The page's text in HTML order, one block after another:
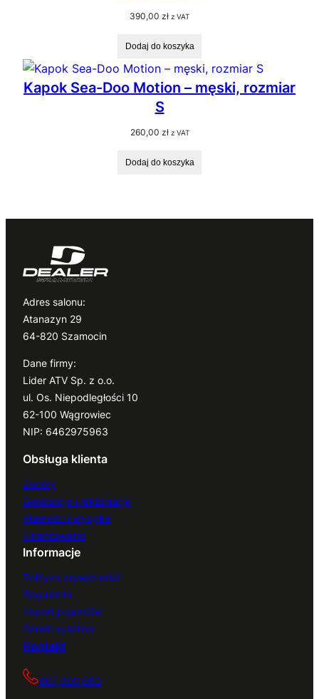
390,00 zł z VAT
Dodaj do koszyka
Kapok Sea-Doo Motion – męski, rozmiar
S
260,00 zł z VAT
Dodaj do koszyka
Adres salonu:
Atanazyn 29
64-820 Szamocin
Dane firmy:
Lider ATV Sp. z o.o.
ul. Os. Niepodległości 10
62-100 Wągrowiec
NIP: 6462975963
Obsługa klienta
Zwroty
Gwarancja i reklamacje
Płatności i wysyłka
Finansowanie
Informacje
Polityka prywatności
Regulamin
Import pojazdów
Serwis quadów
Kontakt
667 000 083